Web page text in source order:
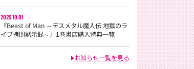
2025.10.01
『Beast of Man ～デスメタル魔人伝 地獄のラ
イブ拷問黙示録～』1巻書店購入特典一覧
お知らせ一覧を見る